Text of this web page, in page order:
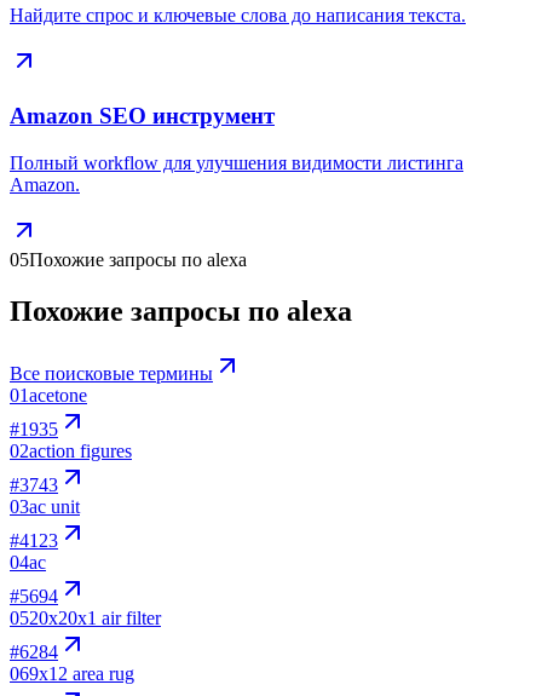
Найдите спрос и ключевые слова до написания текста.
Amazon SEO инструмент
Полный workflow для улучшения видимости листинга
Amazon.
05Похожие запросы по alexa
Похожие запросы по alexa
Все поисковые термины
01acetone
#1935
02action figures
#3743
03ac unit
#4123
04ac
#5694
0520x20x1 air filter
#6284
069x12 area rug